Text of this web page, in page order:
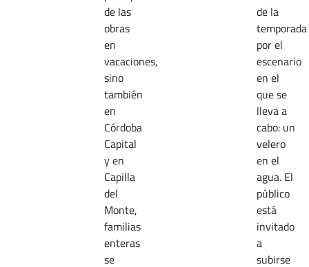
de las
obras
en
vacaciones,
sino
también
en
Córdoba
Capital
y en
Capilla
del
Monte,
familias
enteras
se
de la
temporada
por el
escenario
en el
que se
lleva a
cabo: un
velero
en el
agua. El
público
está
invitado
a
subirse